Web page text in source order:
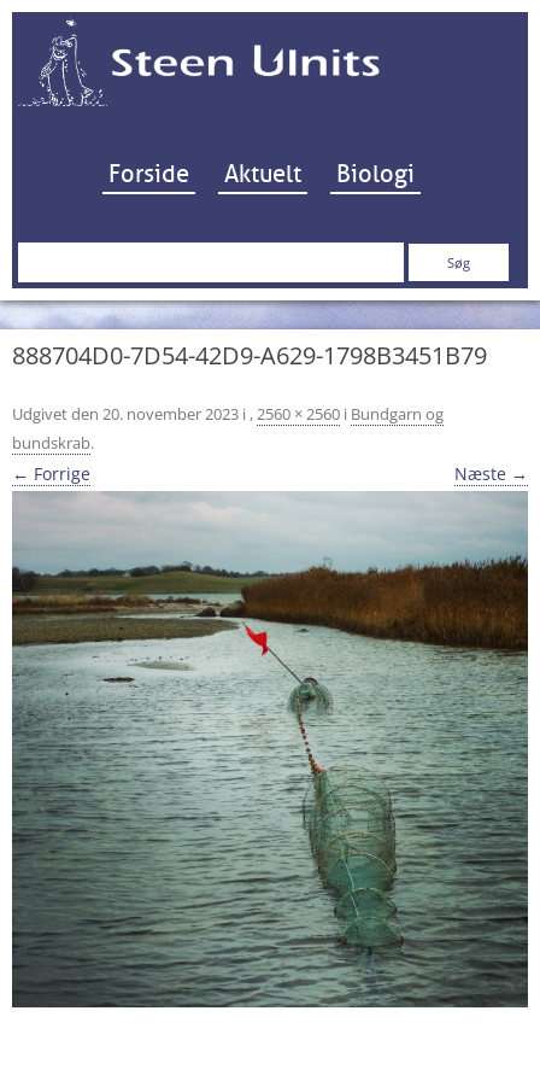
Hop til indhold
Forside Aktuelt Biologi
Søg
888704D0-7D54-42D9-A629-1798B3451B79
Udgivet den 20. november 2023 i ,2560 × 2560 i Bundgarn og
bundskrab.
← Forrige Næste →